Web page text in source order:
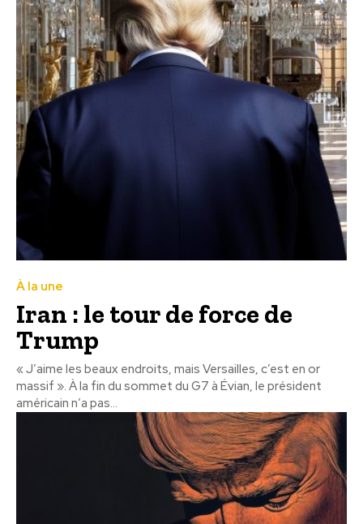
À la une
Iran : le tour de force de
Trump
« J’aime les beaux endroits, mais Versailles, c’est en or
massif ». À la fin du sommet du G7 à Évian, le président
américain n’a pas...